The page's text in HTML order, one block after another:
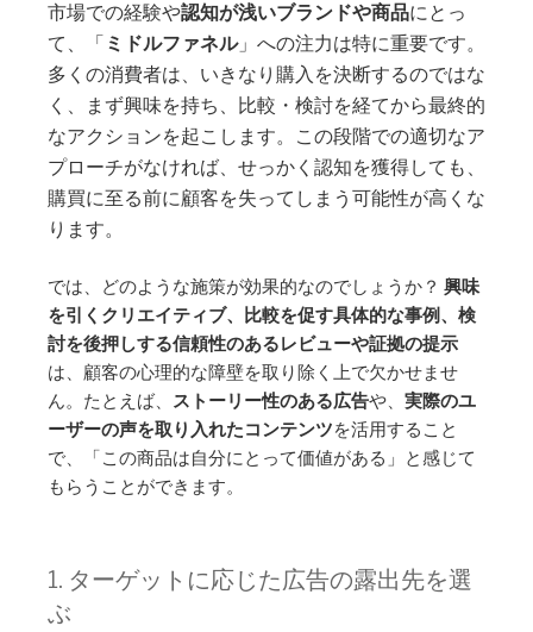
市場での経験や認知が浅いブランドや商品にとっ
て、「 ミドルファネル」への注力は特に重要です。
多くの消費者は、いきなり購入を決断するのではな
く、まず興味を持ち、比較・検討を経てから最終的
なアクションを起こします。この段階での適切なア
プローチがなければ、せっかく認知を獲得しても、
購買に至る前に顧客を失ってしまう可能性が高くな
ります。
では、どのような施策が効果的なのでしょうか？ 興味
を引くクリエイティブ、比較を促す具体的な事例、検
討を後押しする信頼性のあるレビューや証拠の提示
は、顧客の心理的な障壁を取り除く上で欠かせませ
ん。たとえば、 ストーリー性のある広告や、 実際のユ
ーザーの声を取り入れたコンテンツを活用すること
で、「この商品は自分にとって価値がある」と感じて
もらうことができます。
1. ターゲットに応じた広告の露出先を選
ぶ